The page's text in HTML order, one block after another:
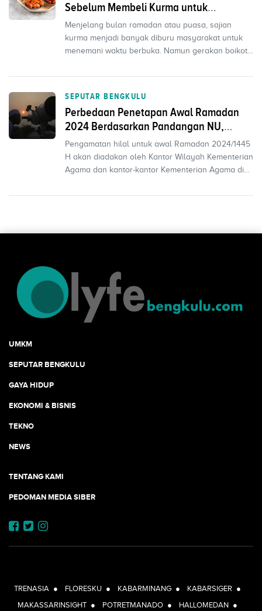
Sebelum Membeli Kurma untuk
Berpuasa
Menjelang bulan ramadan atau puasa, sajian
kurma menjadi banyak diburu masyarakat untuk
menemani waktu berbuka. Namun gerakan boikot
SEPUTAR BENGKULU
Perbedaan Penetapan Awal Ramadan
2024 Berdasarkan Pandangan NU,
Pemerintah, dan Muhammadiyah
Pengamatan hilal untuk awal Ramadan 2024/1445
H akan diadakan oleh Kantor Wilayah Kementerian
Agama dan kantor-kantor Kementerian Agama di
UMKM
SEPUTAR BENGKULU
GAYA HIDUP
EKONOMI & BISNIS
TEKNO
NEWS
TENTANG KAMI
PEDOMAN MEDIA SIBER
TRENASIA ● FLORESKU ● KABARMINANG ● KABARSIGER ●
MAKASSARINSIGHT ● POTRETMANADO ● HALLOMEDAN ●